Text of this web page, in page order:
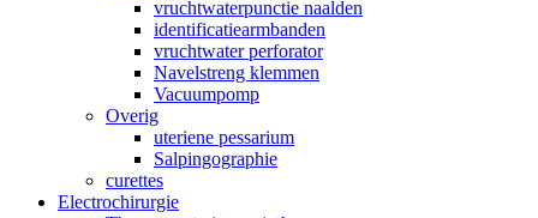
vruchtwaterpunctie naalden
identificatiearmbanden
vruchtwater perforator
Navelstreng klemmen
Vacuumpomp
Overig
uteriene pessarium
Salpingographie
curettes
Electrochirurgie